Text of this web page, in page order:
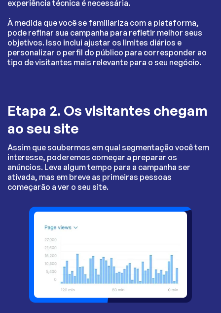
experiência técnica é necessária.
À medida que você se familiariza com a plataforma,
pode refinar sua campanha para refletir melhor seus
objetivos. Isso inclui ajustar os limites diários e
personalizar o perfil do público para corresponder ao
tipo de visitantes mais relevante para o seu negócio.
Etapa 2. Os visitantes chegam
ao seu site
Assim que soubermos em qual segmentação você tem
interesse, poderemos começar a preparar os
anúncios. Leva algum tempo para a campanha ser
ativada, mas em breve as primeiras pessoas
começarão a ver o seu site.